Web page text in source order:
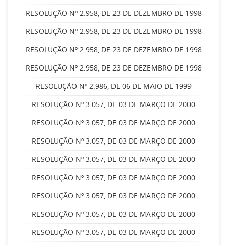
RESOLUÇÃO Nº 2.958, DE 23 DE DEZEMBRO DE 1998
RESOLUÇÃO Nº 2.958, DE 23 DE DEZEMBRO DE 1998
RESOLUÇÃO Nº 2.958, DE 23 DE DEZEMBRO DE 1998
RESOLUÇÃO Nº 2.958, DE 23 DE DEZEMBRO DE 1998
RESOLUÇÃO Nº 2.986, DE 06 DE MAIO DE 1999
RESOLUÇÃO Nº 3.057, DE 03 DE MARÇO DE 2000
RESOLUÇÃO Nº 3.057, DE 03 DE MARÇO DE 2000
RESOLUÇÃO Nº 3.057, DE 03 DE MARÇO DE 2000
RESOLUÇÃO Nº 3.057, DE 03 DE MARÇO DE 2000
RESOLUÇÃO Nº 3.057, DE 03 DE MARÇO DE 2000
RESOLUÇÃO Nº 3.057, DE 03 DE MARÇO DE 2000
RESOLUÇÃO Nº 3.057, DE 03 DE MARÇO DE 2000
RESOLUÇÃO Nº 3.057, DE 03 DE MARÇO DE 2000